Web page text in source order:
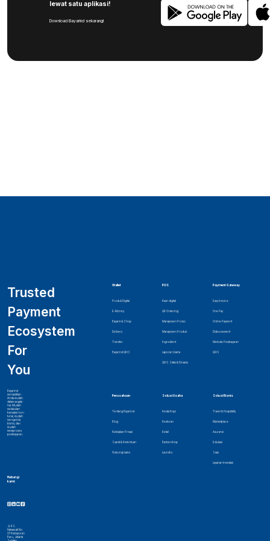
lewat satu aplikasi!
Download Bayarind sekarang!
Trusted
Payment
Ecosystem
For
You
Bayarind
menjadikan
Anda mudah
dalam segala
hal. Mudah
melakukan
transaksi non-
tunai, mudah
mengelola
bisnis, dan
mudah
memproses
pembayaran.
Hubungi
kami:
Jl. RS.
Fatmawati No.
07 Kebayoran
Baru, Jakarta
Wallet
Produk Digital
E-Money
Bayarind Shop
Delivery
Transfer
Bayarind QRIS
POS
Kasir digital
QR Ordering
Manajemen Promo
Manajemen Produk
Ingredient
Laporan Usaha
QRIS Statis & Dinamis
Payment Gateway
Easy Invoice
One Pay
Online Payment
Disbursement
Metode Pembayaran
QRIS
Perusahaan
Tentang Bayarind
Blog
Kebijakan Privasi
Syarat & Ketentuan
Hubungi sales
Solusi Usaha
Kedai Kopi
Restoran
Retail
Barbershop
Laundry
Solusi Bisnis
Travel & Hospitality
Marketplace
Asuransi
Edukasi
Saas
Layanan Investasi